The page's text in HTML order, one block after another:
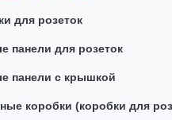
для розеток
панели для розеток
панели с крышкой
коробки (коробки для